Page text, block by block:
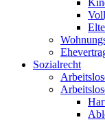
Sozialrecht